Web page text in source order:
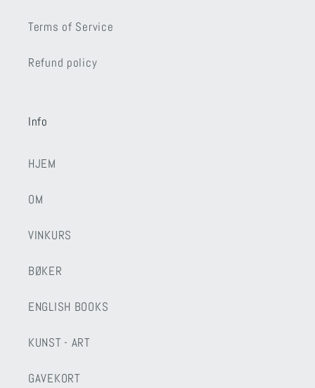
Terms of Service
Refund policy
Info
HJEM
OM
VINKURS
BØKER
ENGLISH BOOKS
KUNST - ART
GAVEKORT